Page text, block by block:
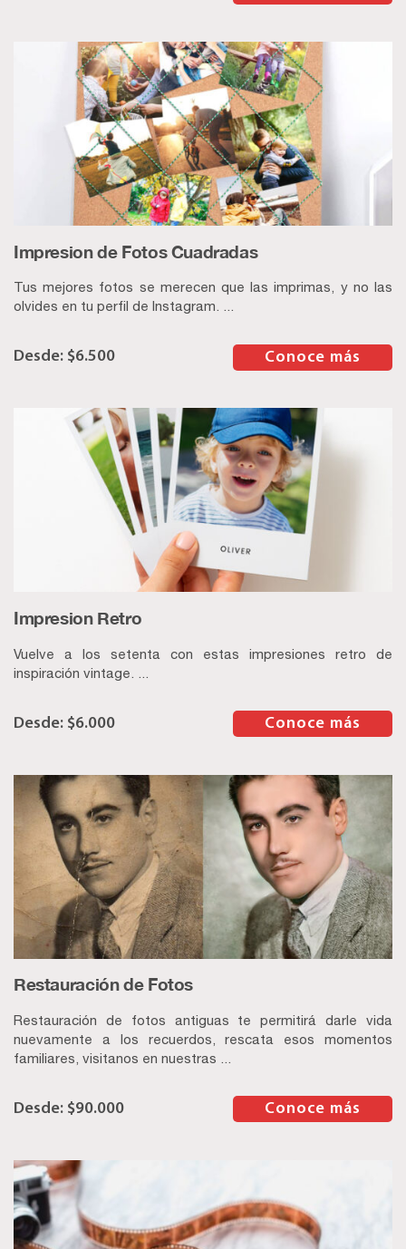
Impresion de Fotos Cuadradas
Tus mejores fotos se merecen que las imprimas, y no las
olvides en tu perfil de Instagram. ...
$6.500 Conoce más
Impresion Retro
Vuelve a los setenta con estas impresiones retro de
inspiración vintage. ...
$6.000 Conoce más
Restauración de Fotos
Restauración de fotos antiguas te permitirá darle vida
nuevamente a los recuerdos, rescata esos momentos
familiares, visitanos en nuestras ...
$90.000 Conoce más